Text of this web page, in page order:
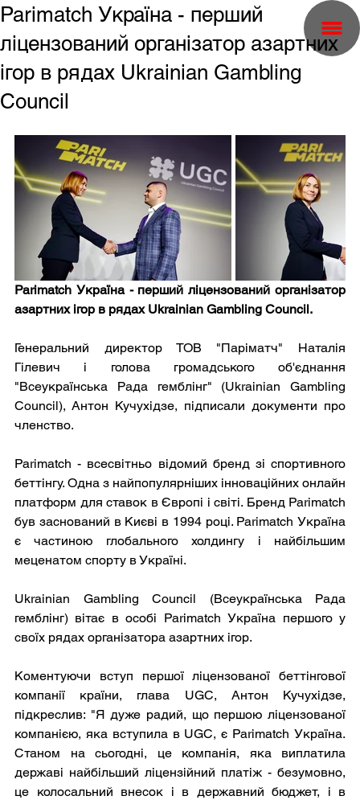
Parimatch Україна - перший
ліцензований організатор азартних
ігор в рядах Ukrainian Gambling
Council
Parimatch Україна - перший ліцензований організатор
азартних ігор в рядах Ukrainian Gambling Council.
Генеральний директор ТОВ "Паріматч" Наталія
Гілевич і голова громадського об'єднання
"Всеукраїнська Рада гемблінг" (Ukrainian Gambling
Council), Антон Кучухідзе, підписали документи про
членство.
Parimatch - всесвітньо відомий бренд зі спортивного
беттінгу. Одна з найпопулярніших інноваційних онлайн
платформ для ставок в Європі і світі. Бренд Parimatch
був заснований в Києві в 1994 році. Parimatch Україна
є частиною глобального холдингу і найбільшим
меценатом спорту в Україні.
Ukrainian Gambling Council (Всеукраїнська Рада
гемблінг) вітає в особі Parimatch Україна першого у
своїх рядах організатора азартних ігор.
Коментуючи вступ першої ліцензованої беттінгової
компанії країни, глава UGC, Антон Кучухідзе,
підкреслив: "Я дуже радий, що першою ліцензованої
компанією, яка вступила в UGC, є Parimatch Україна.
Станом на сьогодні, це компанія, яка виплатила
державі найбільший ліцензійний платіж - безумовно,
це колосальний внесок і в державний бюджет, і в